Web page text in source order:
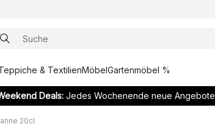
& TextilienMöbelGartenmöbel %
Deals:Jedes Wochenende neue Angebote
20cl